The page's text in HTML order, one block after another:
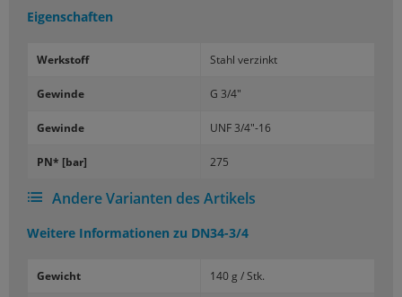
Eigenschaften
Werk­stoff Stahl ver­zinkt
Ge­win­de G 3/4"
Ge­win­de UNF 3/4"-16
PN* [bar] 275
Andere Varianten des Artikels
Weitere Informationen zu DN34-3/4
Gewicht 140 g / Stk.